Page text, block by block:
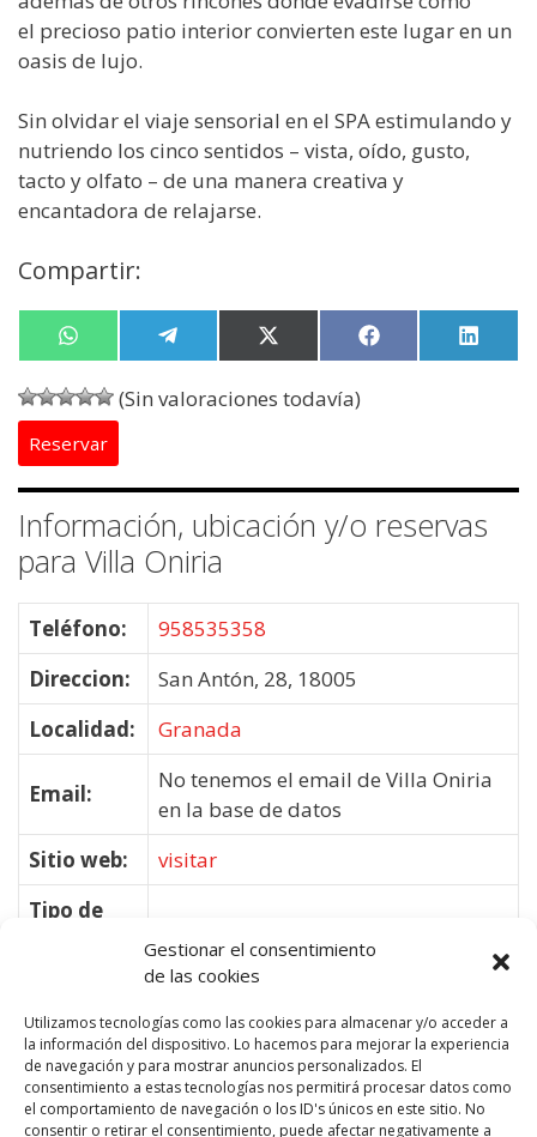
Gestionar el consentimiento
de las cookies
Utilizamos tecnologías como las cookies para almacenar y/o acceder a
la información del dispositivo. Lo hacemos para mejorar la experiencia
de navegación y para mostrar anuncios personalizados. El
consentimiento a estas tecnologías nos permitirá procesar datos como
el comportamiento de navegación o los ID's únicos en este sitio. No
consentir o retirar el consentimiento, puede afectar negativamente a
el precioso patio interior convierten este lugar en un
oasis de lujo.
Sin olvidar el viaje sensorial en el SPA estimulando y
nutriendo los cinco sentidos – vista, oído, gusto,
tacto y olfato – de una manera creativa y
encantadora de relajarse.
Compartir:
Compartir
en
W
h
a
t
s
A
p
p
Compartir
en
e
l
e
m
Compartir
en
X
(
w
e
)
Compartir
en
F
a
k
en
L
i
n
(Sin valoraciones todavía)
Reservar
Información, ubicación y/o reservas
para Villa Oniria
Teléfono:
958535358
Direccion:
San Antón, 28, 18005
Localidad:
Granada
Email:
No tenemos el email de Villa Oniria
en la base de datos
Sitio web:
visitar
Tipo de